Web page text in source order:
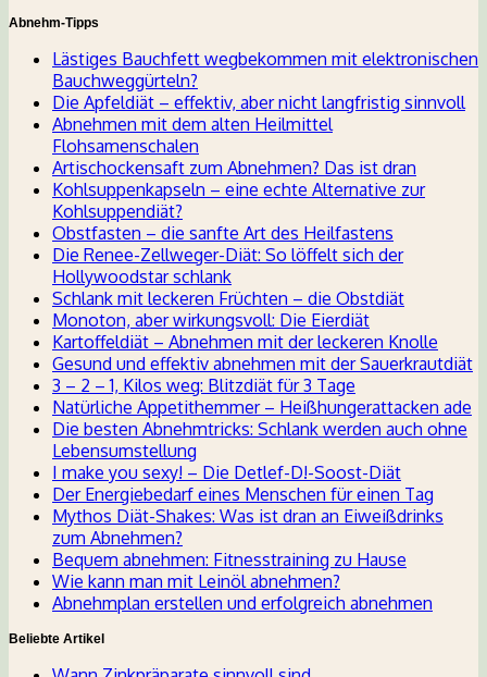
Abnehm-Tipps
Lästiges Bauchfett wegbekommen mit elektronischen
Bauchweggürteln?
Die Apfeldiät – effektiv, aber nicht langfristig sinnvoll
Abnehmen mit dem alten Heilmittel
Flohsamenschalen
Artischockensaft zum Abnehmen? Das ist dran
Kohlsuppenkapseln – eine echte Alternative zur
Kohlsuppendiät?
Obstfasten – die sanfte Art des Heilfastens
Die Renee-Zellweger-Diät: So löffelt sich der
Hollywoodstar schlank
Schlank mit leckeren Früchten – die Obstdiät
Monoton, aber wirkungsvoll: Die Eierdiät
Kartoffeldiät – Abnehmen mit der leckeren Knolle
Gesund und effektiv abnehmen mit der Sauerkrautdiät
3 – 2 – 1, Kilos weg: Blitzdiät für 3 Tage
Natürliche Appetithemmer – Heißhungerattacken ade
Die besten Abnehmtricks: Schlank werden auch ohne
Lebensumstellung
I make you sexy! – Die Detlef-D!-Soost-Diät
Der Energiebedarf eines Menschen für einen Tag
Mythos Diät-Shakes: Was ist dran an Eiweißdrinks
zum Abnehmen?
Bequem abnehmen: Fitnesstraining zu Hause
Wie kann man mit Leinöl abnehmen?
Abnehmplan erstellen und erfolgreich abnehmen
Beliebte Artikel